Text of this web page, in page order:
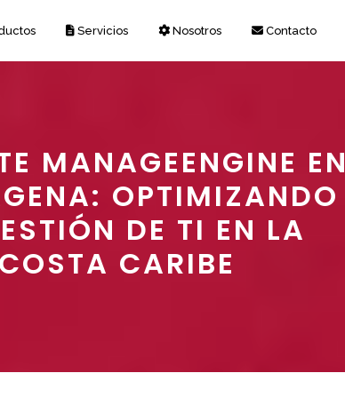
Servicios Nosotros Contacto
MANAGEENGINE EN
OPTIMIZANDO
DE TI EN LA
COSTA CARIBE